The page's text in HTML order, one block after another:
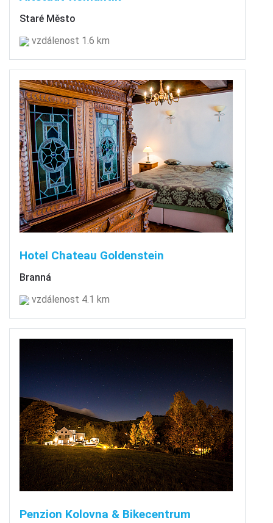
Staré Město
vzdálenost 1.6 km
Hotel Chateau Goldenstein
Branná
vzdálenost 4.1 km
Penzion Kolovna & Bikecentrum